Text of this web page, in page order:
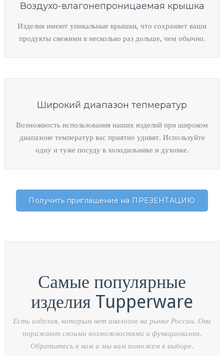
Воздухо-влагонепроницаемая крышка
Изделия имеют уникальные крышки, что сохраняет ваши
продукты свежими в несколько раз дольше, чем обычно.
Широкий диапазон тепмератур
Возможность использования наших изделий при широком
диапазоне температур вас приятно удивят. Используйте
одну и туже посуду в холодильнике и духовке.
Получить приглашение на ПРЕЗЕНТАЦИЮ
Самые популярные
изделия Tupperware
Есть изделия, которым нет аналогов на рынке России. Они
поражают своими возможностями и функционалом.
Обратитесь к нам и мы вам поможем в выборе.